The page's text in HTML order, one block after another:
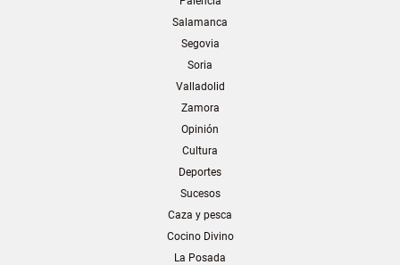
Salamanca
Segovia
Soria
Valladolid
Zamora
Opinión
Cultura
Deportes
Sucesos
Caza y pesca
Cocino Divino
La Posada